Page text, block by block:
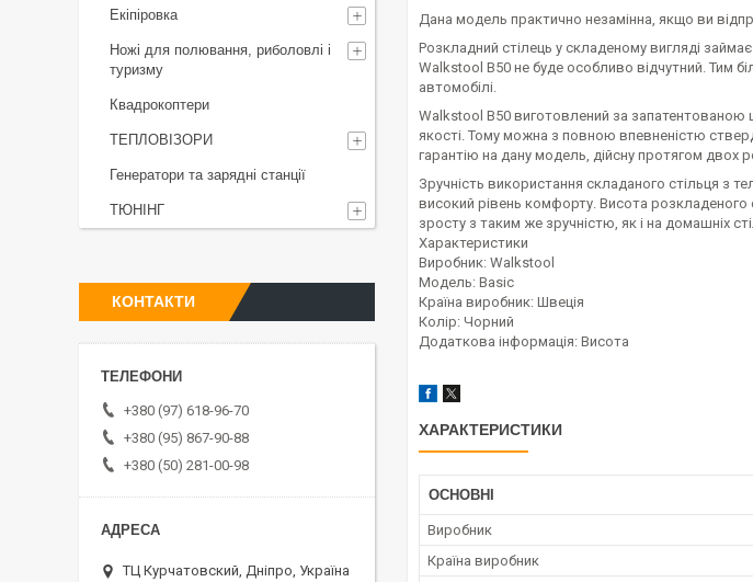
Дана модель практично незамінна, якщо ви
Розкладний стілець у складеному вигляді
Walkstool B50 не буде особливо відчутний. Тим
автомобілі.
Walkstool B50 виготовлений за запатентованою
якості. Тому можна з повною впевненістю
гарантію на дану модель, дійсну протягом двох
Зручність використання складаного стільця з
високий рівень комфорту. Висота розкладеного
зросту з таким же зручністю, як і на домашніх
Характеристики
Виробник: Walkstool
Модель: Basic
Країна виробник: Швеція
Колір: Чорний
Додаткова інформація: Висота
ХАРАКТЕРИСТИКИ
ОСНОВНІ
Виробник
Країна виробник
Екіпіровка
Ножі для полювання, риболовлі і
туризму
Квадрокоптери
ТЕПЛОВІЗОРИ
Генератори та зарядні станції
ТЮНІНГ
КОНТАКТИ
+380 (97) 618-96-70
+380 (95) 867-90-88
+380 (50) 281-00-98
ТЦ Курчатовский, Дніпро, Україна